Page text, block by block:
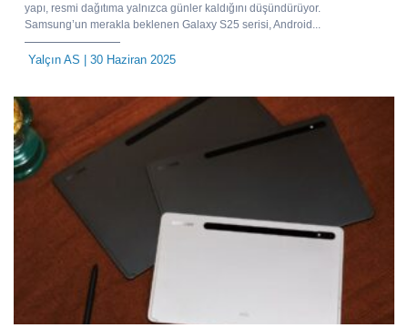
yapı, resmi dağıtıma yalnızca günler kaldığını düşündürüyor.
Samsung’un merakla beklenen Galaxy S25 serisi, Android...
Yalçın AS | 30 Haziran 2025